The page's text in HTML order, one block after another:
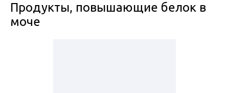
Продукты, повышающие белок в
моче